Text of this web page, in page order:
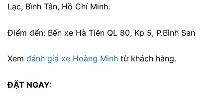
Lạc, Bình Tân, Hồ Chí Minh.
Điểm đến: Bến xe Hà Tiên QL 80, Kp 5, P.Bình San
Xem đánh giá xe Hoàng Minh từ khách hàng.
ĐẶT NGAY: